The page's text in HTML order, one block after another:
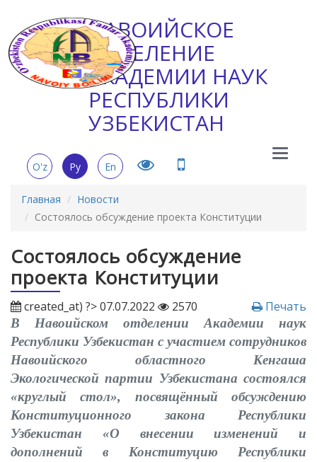
НАВОИЙСКОЕ
ОТДЕЛЕНИЕ
АКАДЕМИИ НАУК
РЕСПУБЛИКИ
УЗБЕКИСТАН
Main
O'z Ру En
Главная
Новости
Состоялось обсуждение проекта Конституции
Состоялось обсуждение
проекта Конституции
created_at) ?> 07.07.2022 2570 Печать
В Навоийском отделении Академии наук
Республики Узбекистан с участием сотрудников
Навоийского областного Кенгаша
Экологической партии Узбекистана состоялся
«круглый стол», посвящённый обсуждению
Конституционного закона Республики
Узбекистан «О внесении изменений и
дополнений в Конституцию Республики